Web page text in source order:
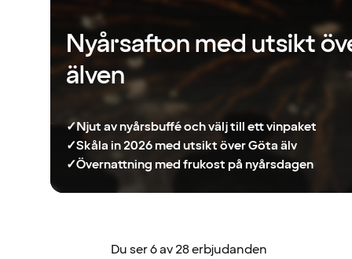
Nyårsafton med utsikt
älven
✓Njut av nyårsbuffé och välj till ett vinpaket
✓Skåla in 2026 med utsikt över Göta älv
✓Övernattning med frukost på nyårsdagen
Du ser 6 av 28 erbjudanden